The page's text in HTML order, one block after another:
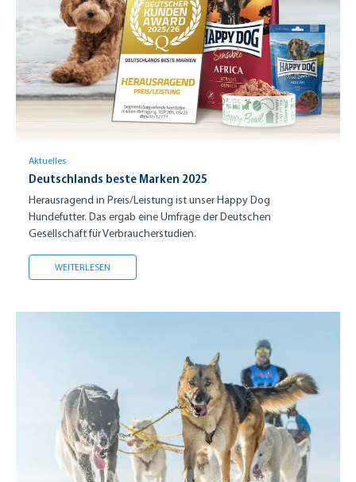
Aktuelles
Deutschlands beste Marken 2025
Herausragend in Preis/Leistung ist unser Happy Dog
Hundefutter. Das ergab eine Umfrage der Deutschen
Gesellschaft für Verbraucherstudien.
WEITERLESEN